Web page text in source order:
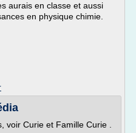
aurais en classe et aussi
en physique chimie.
voir Curie et Famille Curie .